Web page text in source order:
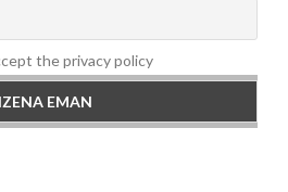
the privacy policy